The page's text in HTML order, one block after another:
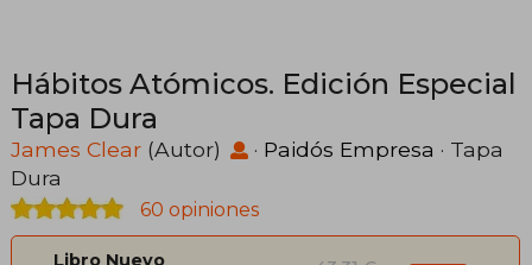
Hábitos Atómicos. Edición Especial
Tapa Dura
James Clear (Autor) · Paidós Empresa · Tapa
Dura
60 opiniones
Libro Nuevo